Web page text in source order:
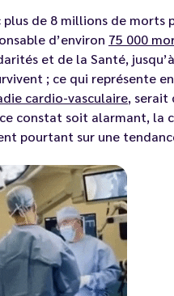
plus de 8 millions de morts
d’environ 75 000
et de la Santé, jusqu’à
; ce qui représente
cardio-vasculaire, serait
constat soit alarmant, la
pourtant sur une